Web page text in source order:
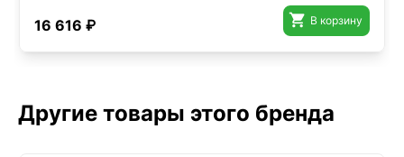
16 616 ₽  В корзину
Другие товары этого бренда